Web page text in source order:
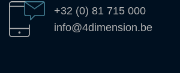
+32 (0) 81 715 000
info@4dimension.be